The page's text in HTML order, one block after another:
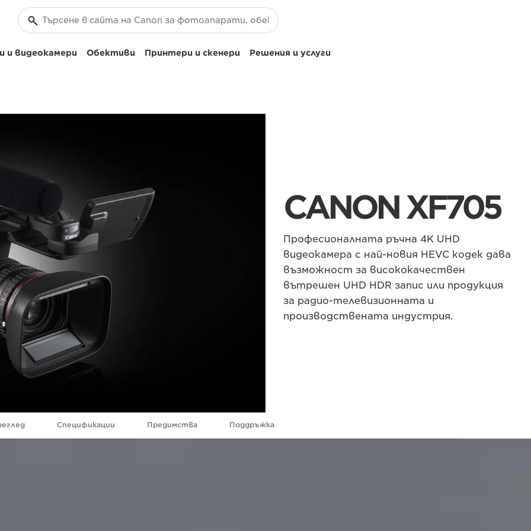
видеокамери Обективи Принтери и скенери Решения и услуги
CANON XF705
Професионалната ръчна 4K UHD
видеокамера с най-новия HEVC кодек дава
възможност за висококачествен
вътрешен UHD HDR запис или продукция
за радио-телевизионната и
производствената индустрия.
Спецификации Предимства Поддръжка